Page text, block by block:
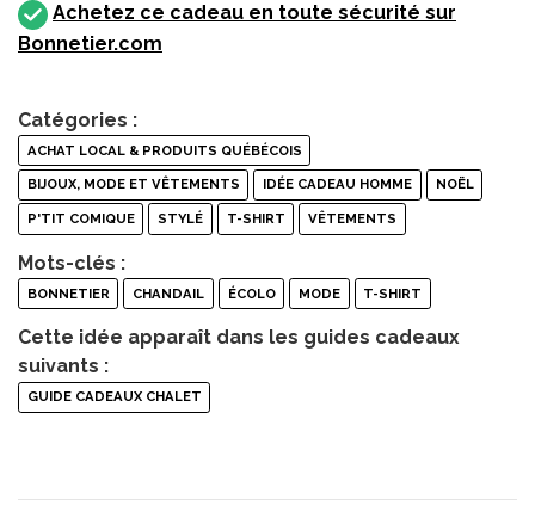
Achetez ce cadeau en toute sécurité sur
Bonnetier.com
Catégories :
ACHAT LOCAL & PRODUITS QUÉBÉCOIS
BIJOUX, MODE ET VÊTEMENTS IDÉE CADEAU HOMME NOËL
P'TIT COMIQUE STYLÉ T-SHIRT VÊTEMENTS
Mots-clés :
BONNETIER CHANDAIL ÉCOLO MODE T-SHIRT
Cette idée apparaît dans les guides cadeaux
suivants :
GUIDE CADEAUX CHALET